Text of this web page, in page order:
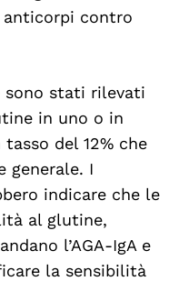
anticorpi contro
sono stati rilevati
in uno o in
del 12% che
generale. I
indicare che le
al glutine,
l’AGA-IgA e
la sensibilità